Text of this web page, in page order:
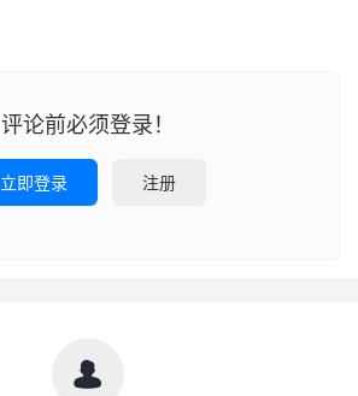
评论前必须登录！
立即登录 注册
